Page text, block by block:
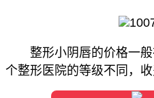
整形小阴唇的价格一般
个整形医院的等级不同，收